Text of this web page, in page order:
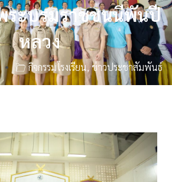
ระบรมราชชนนีพันปี
หลวง
กิจกรรมโรงเรียน,ข่าวประชาสัมพันธ์